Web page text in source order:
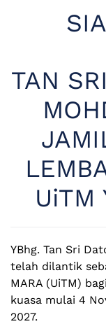
TAN
UiTM
YBhg. Tan Sri
telah dilantik
MARA (UiTM)
kuasa mulai 4
2027.